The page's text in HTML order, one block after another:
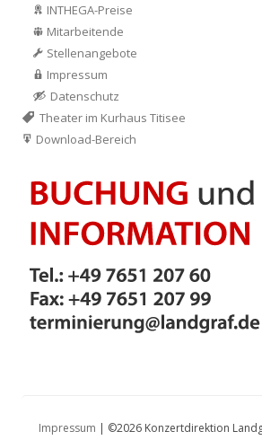
INTHEGA-Preise
Mitarbeitende
Stellenangebote
Impressum
Datenschutz
Theater im Kurhaus Titisee
Download-Bereich
Impressum | ©2026 Konzertdirektion